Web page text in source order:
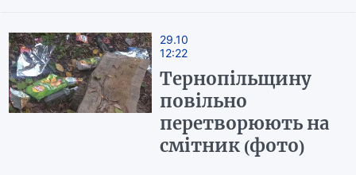
29.10
12:22
Тернопільщину
повільно
перетворюють на
смітник (фото)